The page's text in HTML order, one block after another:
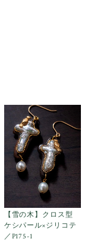
【雪の木】クロス型
ケシパール×ジリコテ
／P175-1